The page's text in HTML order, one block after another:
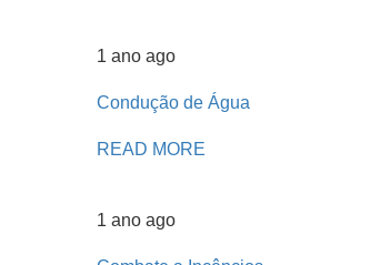
1 ano ago
Condução de Água
READ MORE
1 ano ago